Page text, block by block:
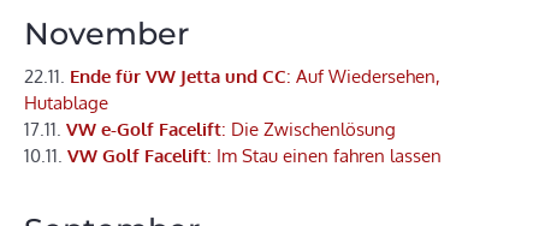
November
22.11. Ende für VW Jetta und CC: Auf Wiedersehen,
Hutablage
17.11. VW e-Golf Facelift: Die Zwischenlösung
10.11. VW Golf Facelift: Im Stau einen fahren lassen